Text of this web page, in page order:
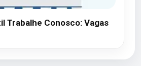
Trabalhe Conosco: Vagas